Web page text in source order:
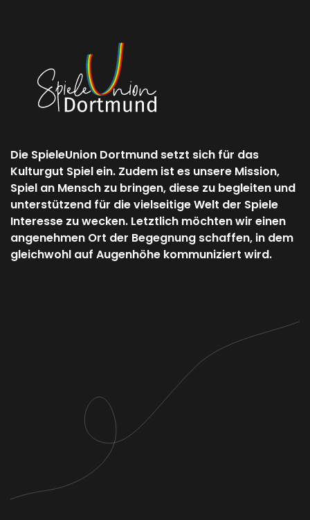
Die SpieleUnion Dortmund setzt sich für das
Kulturgut Spiel ein. Zudem ist es unsere Mission,
Spiel an Mensch zu bringen, diese zu begleiten und
unterstützend für die vielseitige Welt der Spiele
Interesse zu wecken. Letztlich möchten wir einen
angenehmen Ort der Begegnung schaffen, in dem
gleichwohl auf Augenhöhe kommuniziert wird.